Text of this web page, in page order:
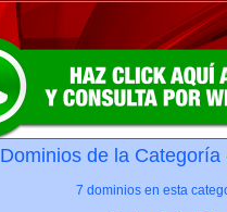
Dominios de la
7 dominios en esta